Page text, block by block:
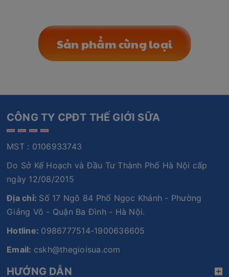
Sản phẩm cùng loại
CÔNG TY CPĐT THẾ GIỚI SỮA
MST : 0106933743
Do Sở Kế Hoạch và Đầu Tư Thành Phố Hà Nội cấp
ngày 12/08/2015
Địa chỉ: Số 17 Ngõ 84 Phố Ngọc Khánh - Phường
Giảng Võ - Quận Ba Đình - Hà Nội.
Hotline: 0986777514-1900636605
Email: cskh@thegioisua.com
HƯỚNG DẪN